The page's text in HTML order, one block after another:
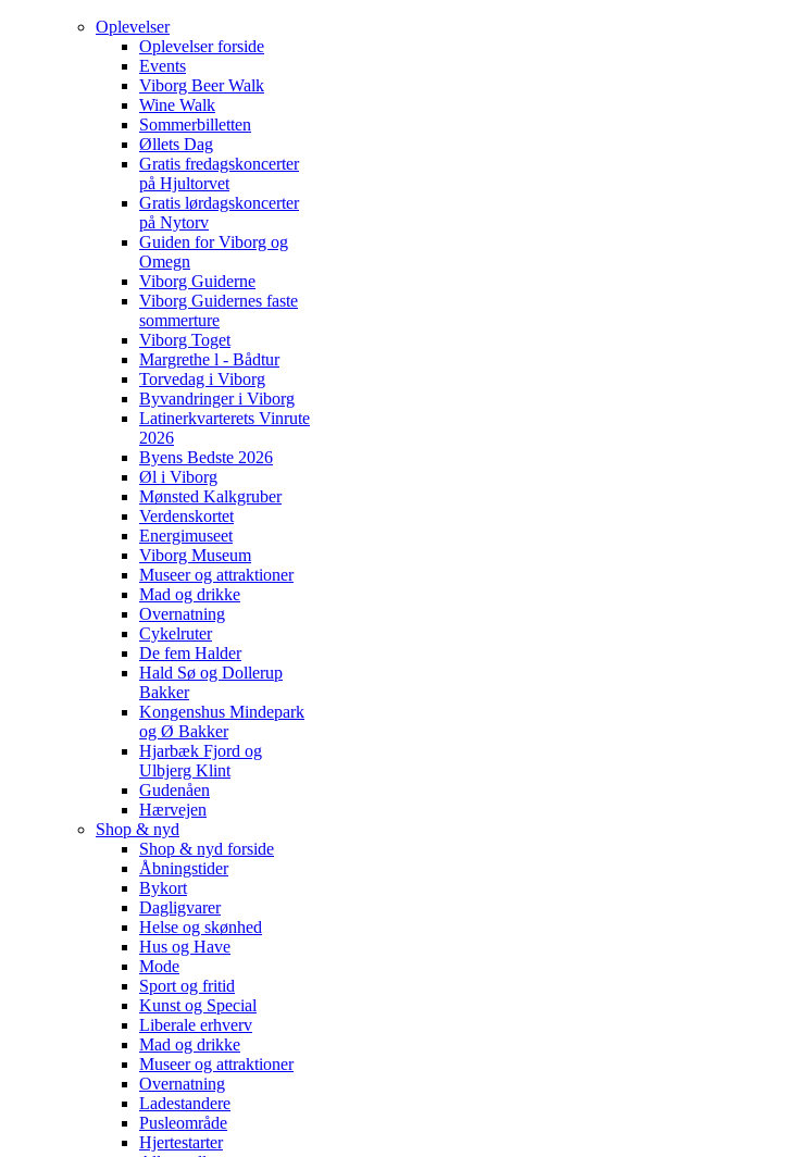
Oplevelser
Oplevelser forside
Events
Viborg Beer Walk
Wine Walk
Sommerbilletten
Øllets Dag
Gratis fredagskoncerter
på Hjultorvet
Gratis lørdagskoncerter
på Nytorv
Guiden for Viborg og
Omegn
Viborg Guiderne
Viborg Guidernes faste
sommerture
Viborg Toget
Margrethe l - Bådtur
Torvedag i Viborg
Byvandringer i Viborg
Latinerkvarterets Vinrute
2026
Byens Bedste 2026
Øl i Viborg
Mønsted Kalkgruber
Verdenskortet
Energimuseet
Viborg Museum
Museer og attraktioner
Mad og drikke
Overnatning
Cykelruter
De fem Halder
Hald Sø og Dollerup
Bakker
Kongenshus Mindepark
og Ø Bakker
Hjarbæk Fjord og
Ulbjerg Klint
Gudenåen
Hærvejen
Shop & nyd
Shop & nyd forside
Åbningstider
Bykort
Dagligvarer
Helse og skønhed
Hus og Have
Mode
Sport og fritid
Kunst og Special
Liberale erhverv
Mad og drikke
Museer og attraktioner
Overnatning
Ladestandere
Pusleområde
Hjertestarter